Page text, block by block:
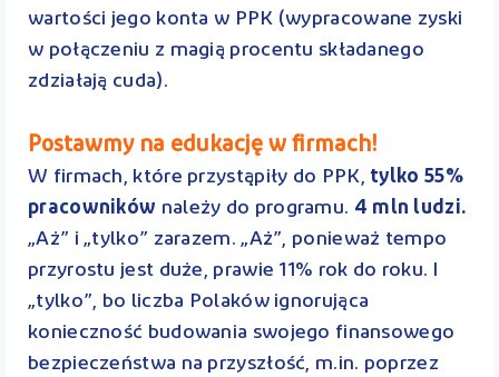
wartości jego konta w PPK (wypracowane zyski
w połączeniu z magią procentu składanego
zdziałają cuda).
Postawmy na edukację w firmach!
W firmach, które przystąpiły do PPK, tylko 55%
pracowników należy do programu. 4 mln ludzi.
„Aż” i „tylko” zarazem. „Aż”, ponieważ tempo
przyrostu jest duże, prawie 11% rok do roku. I
„tylko”, bo liczba Polaków ignorująca
konieczność budowania swojego finansowego
bezpieczeństwa na przyszłość, m.in. poprzez